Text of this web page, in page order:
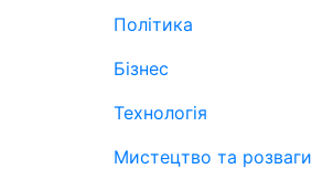
Політика
Бізнес
Технологія
Мистецтво та розваги